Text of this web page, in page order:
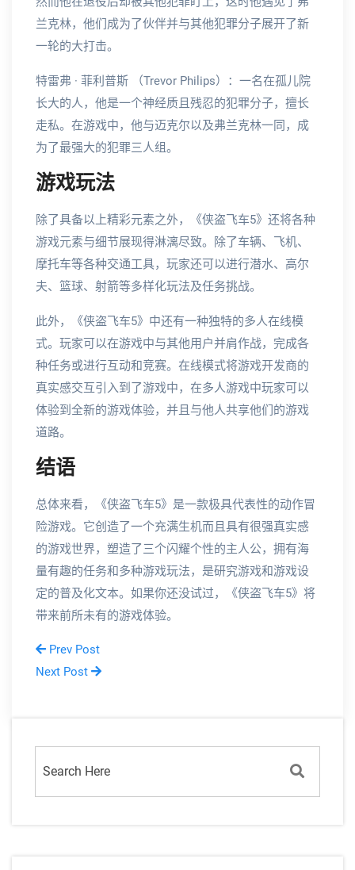
兰克林，他们成为了伙伴并与其他犯罪分子展开了新
一轮的大打击。
特雷弗 · 菲利普斯 （Trevor Philips）：一名在孤儿院
长大的人，他是一个神经质且残忍的犯罪分子，擅长
走私。在游戏中，他与迈克尔以及弗兰克林一同，成
为了最强大的犯罪三人组。
游戏玩法
除了具备以上精彩元素之外，《侠盗飞车5》还将各种
游戏元素与细节展现得淋漓尽致。除了车辆、飞机、
摩托车等各种交通工具，玩家还可以进行潜水、高尔
夫、篮球、射箭等多样化玩法及任务挑战。
此外，《侠盗飞车5》中还有一种独特的多人在线模
式。玩家可以在游戏中与其他用户并肩作战，完成各
种任务或进行互动和竞赛。在线模式将游戏开发商的
真实感交互引入到了游戏中，在多人游戏中玩家可以
体验到全新的游戏体验，并且与他人共享他们的游戏
道路。
结语
总体来看，《侠盗飞车5》是一款极具代表性的动作冒
险游戏。它创造了一个充满生机而且具有很强真实感
的游戏世界，塑造了三个闪耀个性的主人公，拥有海
量有趣的任务和多种游戏玩法，是研究游戏和游戏设
定的普及化文本。如果你还没试过，《侠盗飞车5》将
带来前所未有的游戏体验。
Prev Post
Next Post